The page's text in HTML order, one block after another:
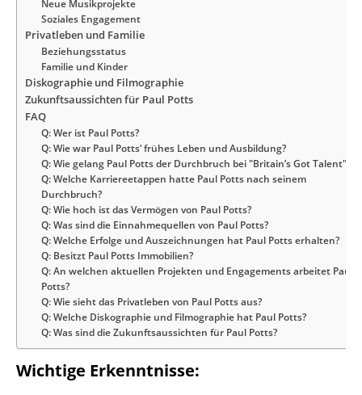
Neue Musikprojekte
Soziales Engagement
Privatleben und Familie
Beziehungsstatus
Familie und Kinder
Diskographie und Filmographie
Zukunftsaussichten für Paul Potts
FAQ
Q: Wer ist Paul Potts?
Q: Wie war Paul Potts‘ frühes Leben und Ausbildung?
Q: Wie gelang Paul Potts der Durchbruch bei "Britain’s Got Talent"?
Q: Welche Karriereetappen hatte Paul Potts nach seinem
Durchbruch?
Q: Wie hoch ist das Vermögen von Paul Potts?
Q: Was sind die Einnahmequellen von Paul Potts?
Q: Welche Erfolge und Auszeichnungen hat Paul Potts erhalten?
Q: Besitzt Paul Potts Immobilien?
Q: An welchen aktuellen Projekten und Engagements arbeitet Paul
Potts?
Q: Wie sieht das Privatleben von Paul Potts aus?
Q: Welche Diskographie und Filmographie hat Paul Potts?
Q: Was sind die Zukunftsaussichten für Paul Potts?
Wichtige Erkenntnisse: